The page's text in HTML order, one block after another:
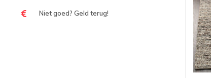
Niet goed? Geld terug!